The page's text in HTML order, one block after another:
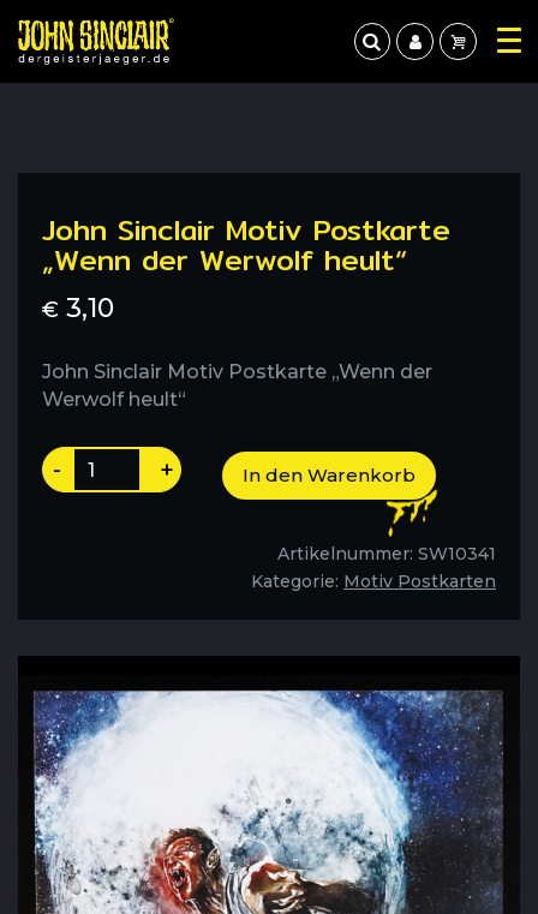
John Sinclair Motiv Postkarte
„Wenn der Werwolf heult“
€ 3,10
John Sinclair Motiv Postkarte „Wenn der
Werwolf heult“
John
Sinclair
Werwolf
heult"
- + In den Warenkorb
Artikelnummer: SW10341
Kategorie: Motiv Postkarten